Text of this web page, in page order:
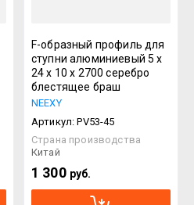
F-образный профиль для
ступни алюминиевый 5 х
24 х 10 х 2700 серебро
блестящее браш
NEEXY
Артикул: PV53-45
Страна производства
Китай
1 300 руб.